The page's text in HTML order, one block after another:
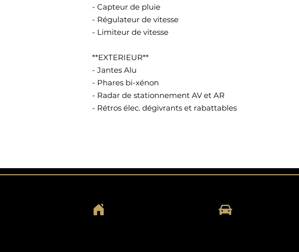
- Capteur de pluie
- Régulateur de vitesse
- Limiteur de vitesse
**EXTERIEUR**
- Jantes Alu
- Phares bi-xénon
- Radar de stationnement AV et AR
- Rétros élec. dégivrants et rabattables